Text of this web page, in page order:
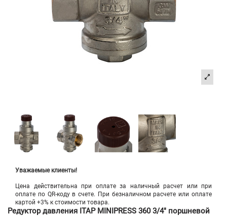
Уважаемые клиенты!
Цена действительна при оплате за наличный расчет или при
оплате по QR-коду в счете. При безналичном расчете или оплате
картой +3% к стоимости товара.
Редуктор давления ITAP MINIPRESS 360 3/4" поршневой